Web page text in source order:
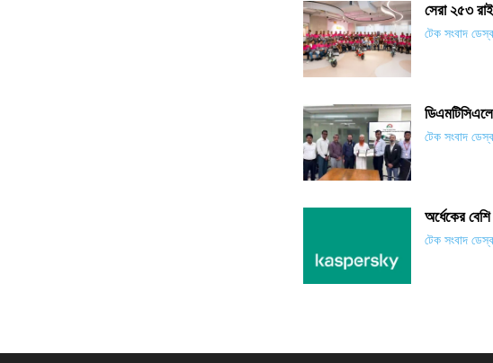
সেরা ২৫৩
টেক সংবাদ
টেক সংবাদ
অর্ধেকের
টেক সংবাদ